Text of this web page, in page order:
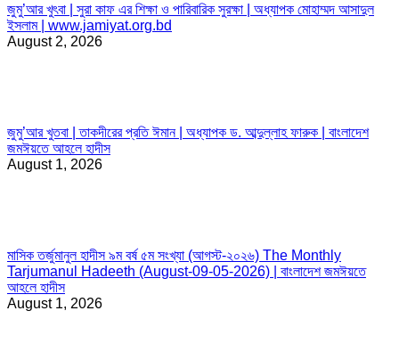
জুমু’আর খুৎবা | সুরা কাফ এর শিক্ষা ও পারিবারিক সুরক্ষা | অধ্যাপক মোহাম্মদ আসাদুল
ইসলাম | www.jamiyat.org.bd
August 2, 2026
জুমু’আর খুতবা | তাকদীরের প্রতি ঈমান | অধ্যাপক ড. আব্দুল্লাহ ফারুক | বাংলাদেশ
জমঈয়তে আহলে হাদীস
August 1, 2026
মাসিক তর্জুমানুল হাদীস ৯ম বর্ষ ৫ম সংখ্যা (আগস্ট-২০২৬) The Monthly
Tarjumanul Hadeeth (August-09-05-2026) | বাংলাদেশ জমঈয়তে
আহলে হাদীস
August 1, 2026